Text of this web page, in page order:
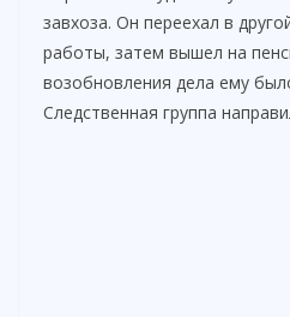
завхоза. Он переехал в
работы, затем вышел на
возобновления дела ему
Следственная группа